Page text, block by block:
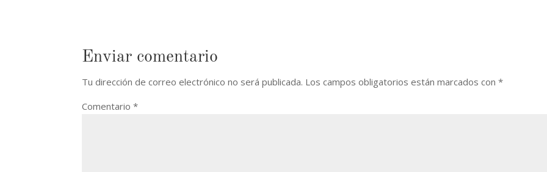
Enviar comentario
Tu dirección de correo electrónico no será publicada. Los campos obligatorios están marcados con*
Comentario*